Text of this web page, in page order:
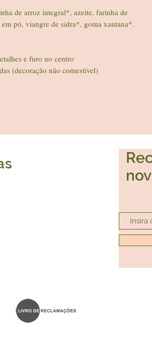
de arroz integral*, azeite, farinha de
pó, viangre de sidra*, goma xantana*.
e furo no centro
(decoração não comestível)